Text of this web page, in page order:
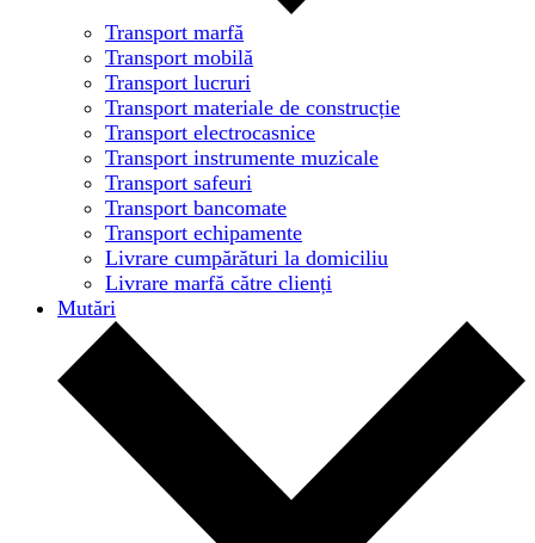
Transport marfă
Transport mobilă
Transport lucruri
Transport materiale de construcție
Transport electrocasnice
Transport instrumente muzicale
Transport safeuri
Transport bancomate
Transport echipamente
Livrare cumpărături la domiciliu
Livrare marfă către clienți
Mutări